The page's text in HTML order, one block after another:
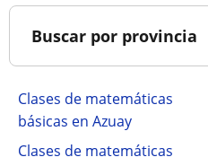
Buscar por provincia
Clases de matemáticas
básicas en Azuay
Clases de matemáticas